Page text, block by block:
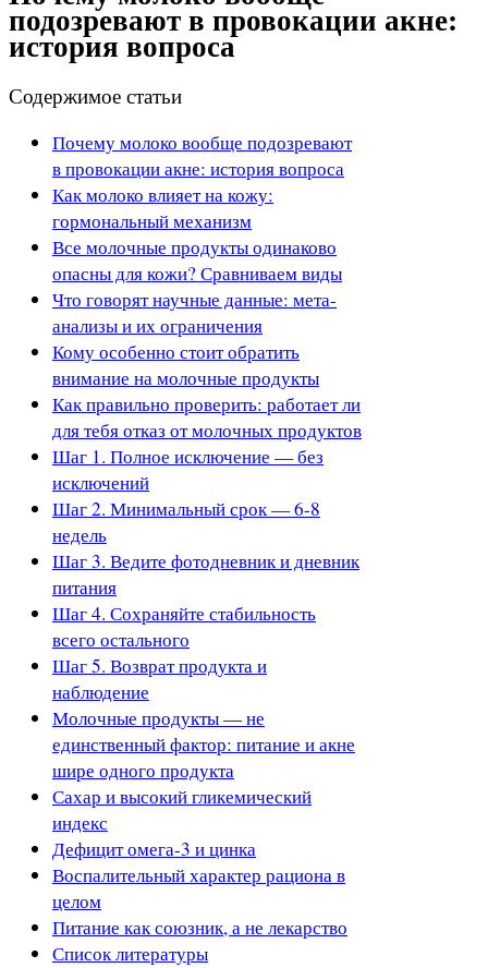
подозревают в провокации акне:
история вопроса
Содержимое статьи
Почему молоко вообще подозревают
в провокации акне: история вопроса
Как молоко влияет на кожу:
гормональный механизм
Все молочные продукты одинаково
опасны для кожи? Сравниваем виды
Что говорят научные данные: мета-
анализы и их ограничения
Кому особенно стоит обратить
внимание на молочные продукты
Как правильно проверить: работает ли
для тебя отказ от молочных продуктов
Шаг 1. Полное исключение — без
исключений
Шаг 2. Минимальный срок — 6-8
недель
Шаг 3. Ведите фотодневник и дневник
питания
Шаг 4. Сохраняйте стабильность
всего остального
Шаг 5. Возврат продукта и
наблюдение
Молочные продукты — не
единственный фактор: питание и акне
шире одного продукта
Сахар и высокий гликемический
индекс
Дефицит омега-3 и цинка
Воспалительный характер рациона в
целом
Питание как союзник, а не лекарство
Список литературы